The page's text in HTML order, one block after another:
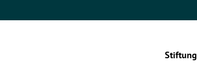
Stiftung